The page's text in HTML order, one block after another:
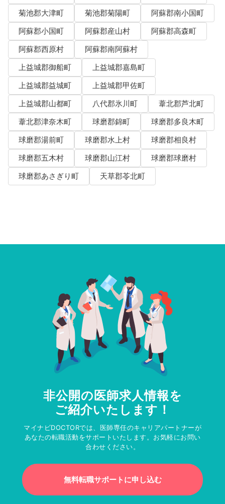
菊池郡大津町
菊池郡菊陽町
阿蘇郡南小国町
阿蘇郡小国町
阿蘇郡産山村
阿蘇郡高森町
阿蘇郡西原村
阿蘇郡南阿蘇村
上益城郡御船町
上益城郡嘉島町
上益城郡益城町
上益城郡甲佐町
上益城郡山都町
八代郡氷川町
葦北郡芦北町
葦北郡津奈木町
球磨郡錦町
球磨郡多良木町
球磨郡湯前町
球磨郡水上村
球磨郡相良村
球磨郡五木村
球磨郡山江村
球磨郡球磨村
球磨郡あさぎり町
天草郡苓北町
非公開の医師求人情報を
ご紹介いたします！
マイナビDOCTORでは、医師専任のキャリアパートナーが
あなたの転職活動をサポートいたします。お気軽にお問い
合わせください。
無料転職サポートに申し込む